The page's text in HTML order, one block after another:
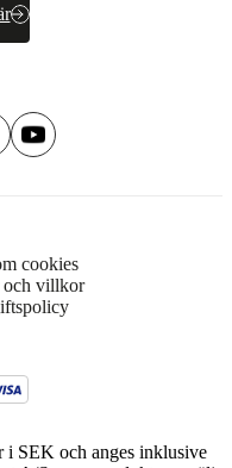
cookies
och villkor
i SEK och anges inklusive